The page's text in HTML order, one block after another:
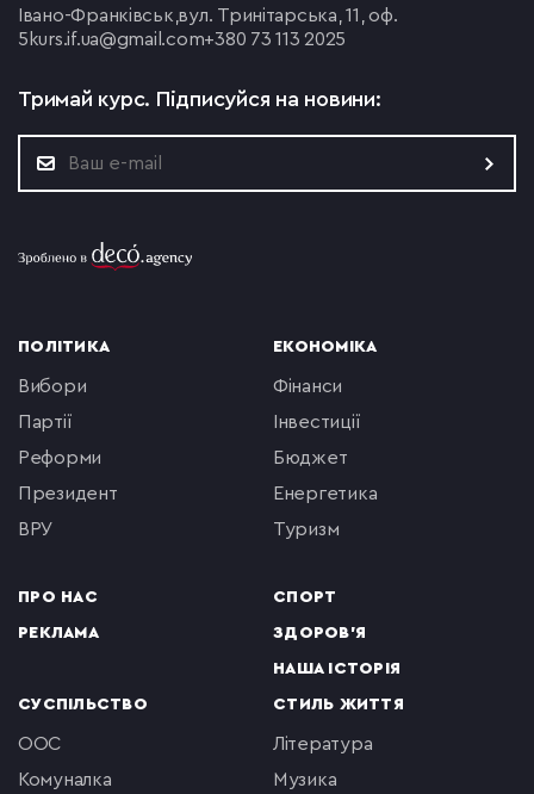
Івано-Франківськ,вул. Тринітарська, 11, оф.
5 kurs.if.ua@gmail.com+380 73 113 2025
Тримай курс. Підписуйся на новини:
ПОЛІТИКА
вибори
партії
реформи
президент
ВРУ
ПРО НАС
РЕКЛАМА
ЕКОНОМІКА
фінанси
інвестиції
бюджет
енергетика
туризм
СПОРТ
ЗДОРОВ'Я
НАША ІСТОРІЯ
СУСПІЛЬСТВО
ООС
комуналка
СТИЛЬ ЖИТТЯ
література
музика